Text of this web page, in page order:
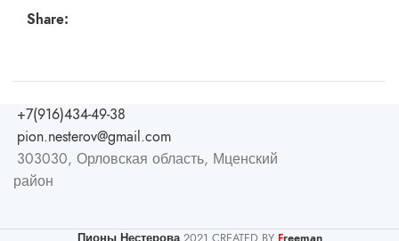
Share:
+7(916)434-49-38
pion.nesterov@gmail.com
303030, Орловская область, Мценский
район
Пионы Нестерова 2021 CREATED BY reeman